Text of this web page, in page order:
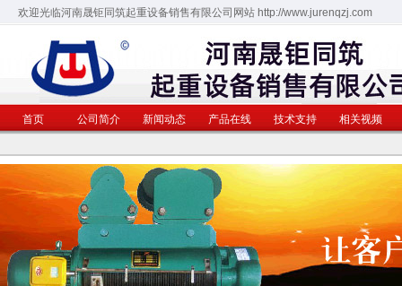
欢迎光临河南晟钜同筑起重设备销售有限公司网站 http://www.jurenqzj.com
河南晟钜同筑起重设备销售有限公司
首页 公司简介 新闻动态 产品在线 技术支持 相关视频